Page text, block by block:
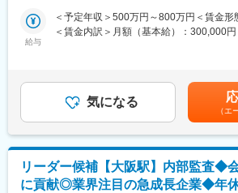
徴であり、お客様に対する大きなメリッ
す。
ます。新設事業所の急速な増加に伴い社
要があればグループ会社にも出向き、業
■業務内容：
・内部統制（J-SOX法対応全般、業務記
ト、リスクコントロールマトリックス）
■働き方：
長期的に就業できる環境が整っておりま
給与
＜予定年収＞500万円～800万円＜賃金形
＜賃金内訳＞月額（基本給）：300,000
（単身者は月1万円、扶養者は月2万円）
健所有者は月1万円他同社規定により支給
退職金制度賃金はあくまでも目安の金額
下する可能性があります。月給(月額)は
す。
気になる
（エ
リーダー候補【大阪駅】内部監査◆
に貢献◎業界注目の急成長企業◆年